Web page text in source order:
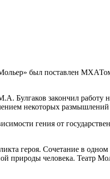
был поставлен
Булгаков закончил
некоторых размышлений
гения от
героя. Сочетание в одном
природы человека. Театр